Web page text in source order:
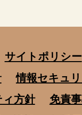
サイトポリシー
情報セキュ
方針
免責